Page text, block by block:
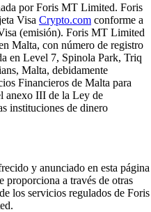
por Foris MT Limited. Foris
Visa Crypto.com conforme a
(emisión). Foris MT Limited
Malta, con número de registro
en Level 7, Spinola Park, Triq
Malta, debidamente
Financieros de Malta para
anexo III de la Ley de
instituciones de dinero
y anunciado en esta página
proporciona a través de otras
los servicios regulados de Foris